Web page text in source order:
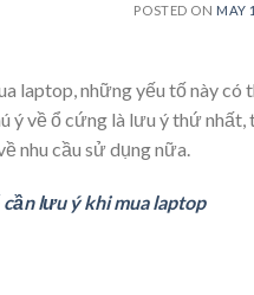
POSTED ON MAY
laptop, những yếu tố này
ý về ổ cứng là lưu ý thứ
nhu cầu sử dụng nữa.
lưu ý khi mua laptop